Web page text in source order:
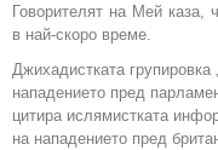
Говорителят на Мeй каза,
в най-скоро време.
Джихадистката
нападението пред
цитира ислямистката
на нападението пред